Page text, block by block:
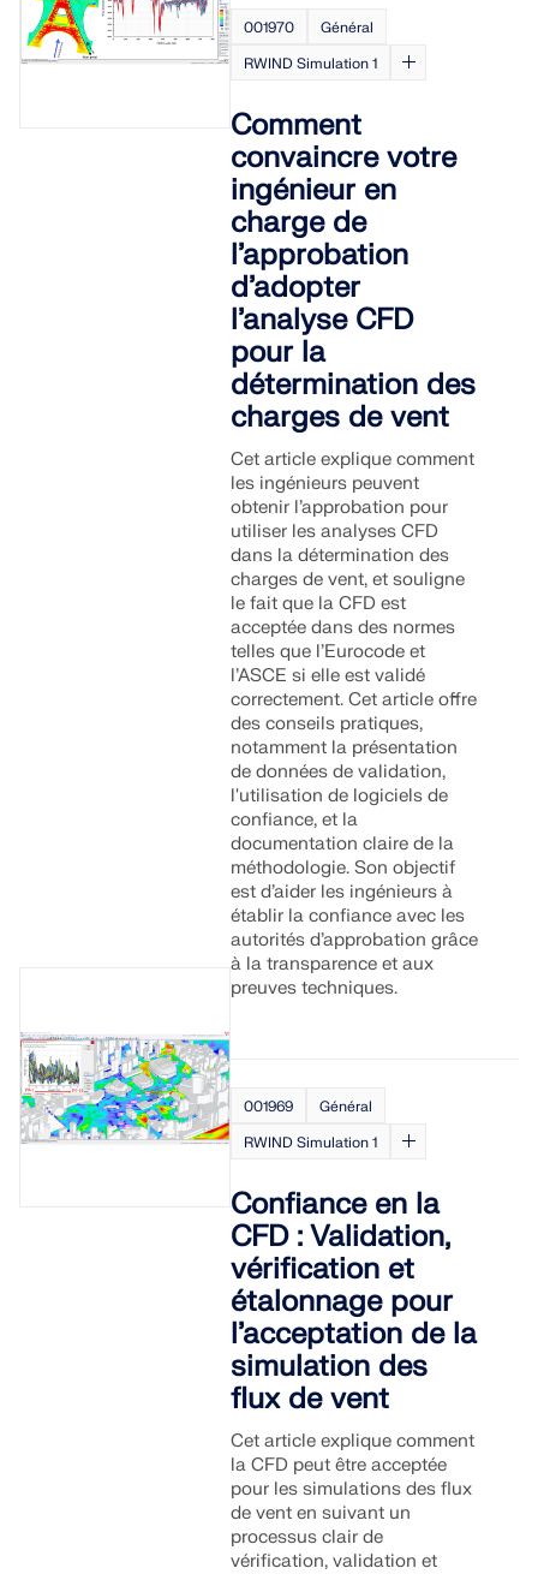
001970
Général
RWIND Simulation 1
Comment
convaincre votre
ingénieur en
charge de
l’approbation
d’adopter
l’analyse CFD
pour la
détermination des
charges de vent
Cet article explique comment
les ingénieurs peuvent
obtenir l’approbation pour
utiliser les analyses CFD
dans la détermination des
charges de vent, et souligne
le fait que la CFD est
acceptée dans des normes
telles que l’Eurocode et
l’ASCE si elle est validé
correctement. Cet article offre
des conseils pratiques,
notamment la présentation
de données de validation,
l'utilisation de logiciels de
confiance, et la
documentation claire de la
méthodologie. Son objectif
est d’aider les ingénieurs à
établir la confiance avec les
autorités d’approbation grâce
à la transparence et aux
preuves techniques.
001969
Général
RWIND Simulation 1
Confiance en la
CFD : Validation,
vérification et
étalonnage pour
l’acceptation de la
simulation des
flux de vent
Cet article explique comment
la CFD peut être acceptée
pour les simulations des flux
de vent en suivant un
processus clair de
vérification, validation et